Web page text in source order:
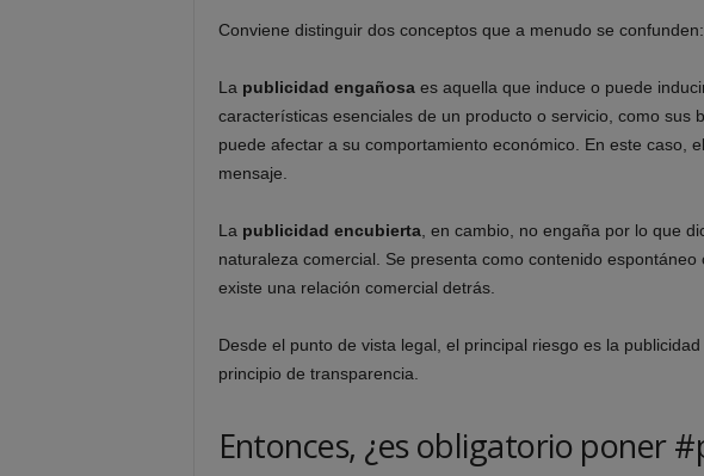
Conviene distinguir dos conceptos que a menudo se confunden:
La publicidad engañosaes aquella que induce o puede
características esenciales de un producto o servicio, como sus
puede afectar a su comportamiento económico. En este caso,
mensaje.
La publicidad encubierta, en cambio, no engaña por lo que
naturaleza comercial. Se presenta como contenido
existe una relación comercial detrás.
Desde el punto de vista legal, el principal riesgo es la
principio de transparencia.
Entonces, ¿es obligatorio poner